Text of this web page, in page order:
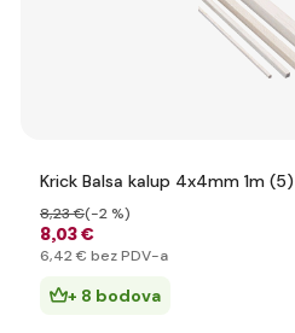
Krick Balsa kalup 4x4mm 1m (5)
8,03 €
8,23 €(-2 %)
6,42 € bez PDV-a
+ 8 bodova